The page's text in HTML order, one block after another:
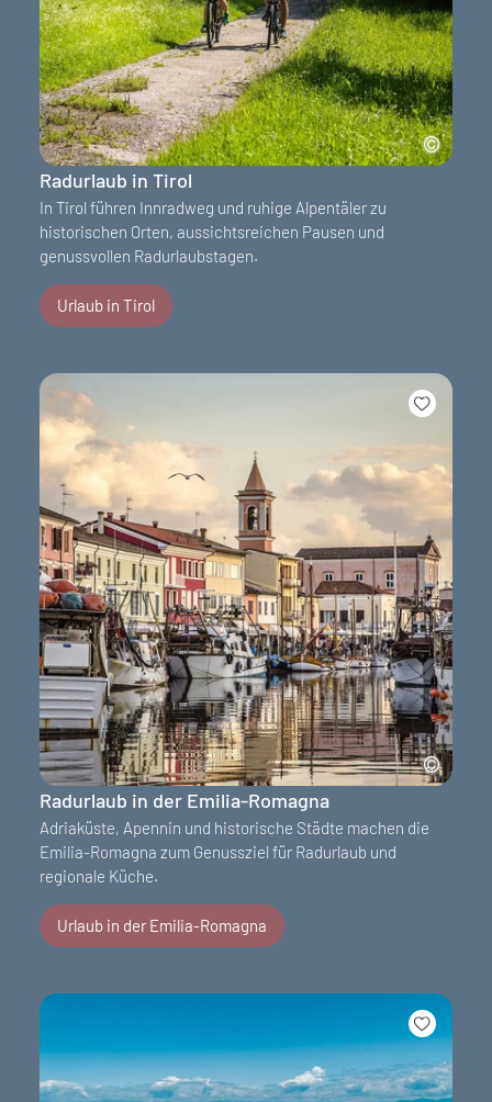
Radurlaub in Tirol
In Tirol führen Innradweg und ruhige Alpentäler zu
historischen Orten, aussichtsreichen Pausen und
genussvollen Radurlaubstagen.
Urlaub in Tirol
Radurlaub in der Emilia-Romagna
Adriaküste, Apennin und historische Städte machen die
Emilia-Romagna zum Genussziel für Radurlaub und
regionale Küche.
Urlaub in der Emilia-Romagna